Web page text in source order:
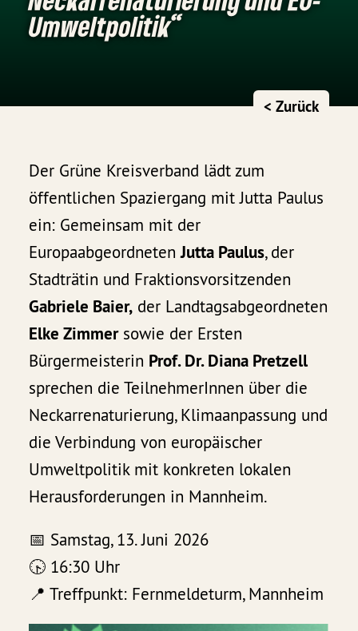
Umweltpolitik“
< Zurück
Der Grüne Kreisverband lädt zum
öffentlichen Spaziergang mit Jutta Paulus
ein: Gemeinsam mit der
EuropaabgeordnetenJutta Paulus, der
Stadträtin und Fraktionsvorsitzenden
Gabriele Baier, der Landtagsabgeordneten
Elke Zimmersowie der Ersten
Bürgermeisterin Prof. Dr. Diana Pretzell
sprechen die TeilnehmerInnen über die
Neckarrenaturierung, Klimaanpassung und
die Verbindung von europäischer
Umweltpolitik mit konkreten lokalen
Herausforderungen in Mannheim.
📅 Samstag, 13. Juni 2026
🕟 16:30 Uhr
📍 Treffpunkt: Fernmeldeturm, Mannheim